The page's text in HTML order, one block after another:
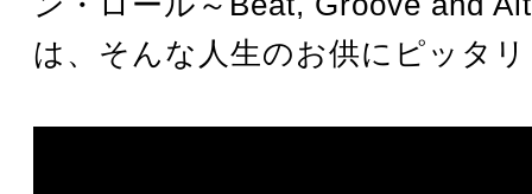
は、そんな人生のお供にピッタ